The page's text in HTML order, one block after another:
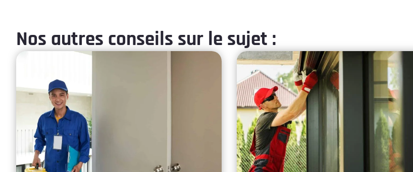
Nos autres conseils sur le sujet :